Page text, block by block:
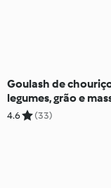
Goulash de
legumes, grão e
4.6 (33)